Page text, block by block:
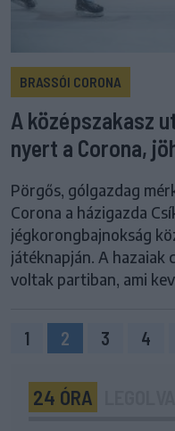
BRASSÓI CORONA
A középszakasz
nyert a Corona,
Pörgős, gólgazdag
Corona a házigazda
jégkorongbajnokság
játéknapján. A hazaiak
voltak partiban, ami
1 2 3 4
24 ÓRA